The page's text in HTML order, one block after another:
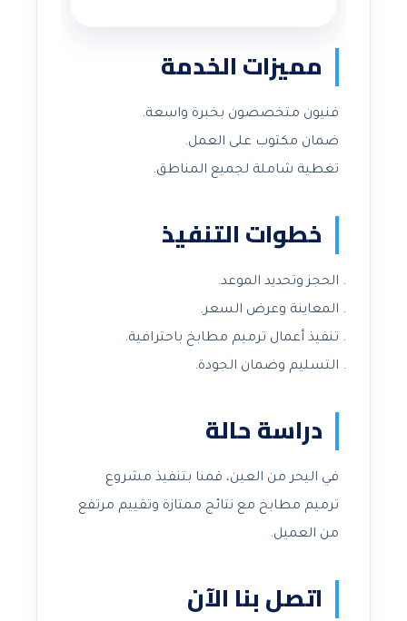
مميزات الخدمة
فنيون متخصصون بخبرة واسعة.
ضمان مكتوب على العمل.
تغطية شاملة لجميع المناطق.
خطوات التنفيذ
الحجز وتحديد الموعد.
المعاينة وعرض السعر.
تنفيذ أعمال ترميم مطابخ باحترافية.
التسليم وضمان الجودة.
دراسة حالة
في اليحر من العين، قمنا بتنفيذ مشروع
ترميم مطابخ مع نتائج ممتازة وتقييم مرتفع
من العميل.
اتصل بنا الآن